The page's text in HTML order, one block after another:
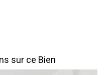
sur ce Bien